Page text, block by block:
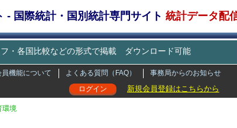
- 国際統計・国別統計専門サイト 統計データ配
・各国比較などの形式で掲載 ダウンロード可能
事務局からのお知らせ
よくある質問（FAQ）
員機能について
新規会員登録はこちらから
ログイン
環境